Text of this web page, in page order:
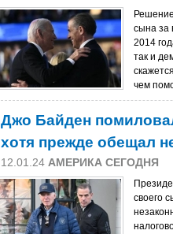
сына за
2014
так и
чем
Джо Байден
хотя прежде обещал
12.01.24 АМЕРИКА СЕГОДНЯ
своего